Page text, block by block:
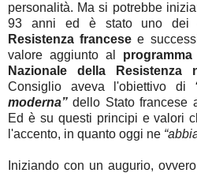
personalità. Ma si potrebbe
93 anni ed è stato uno
Resistenza francesee
valore aggiunto al
Nazionale della
Consiglio aveva l'obiettivo di
moderna”dello Stato francese
Ed è su questi principi e valori
l'accento, in quanto oggi ne
Iniziando con un augurio,